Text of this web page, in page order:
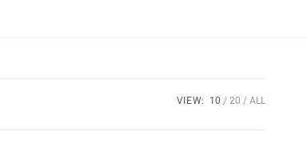
VIEW: 10 20 ALL